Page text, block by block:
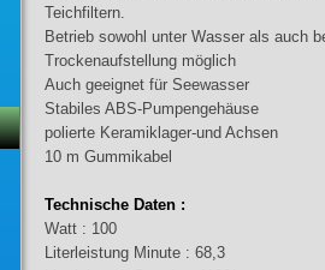
Teichfiltern.
Betrieb sowohl unter Wasser als auch
Trockenaufstellung möglich
Auch geeignet für Seewasser
Stabiles ABS-Pumpengehäuse
polierte Keramiklager-und Achsen
10 m Gummikabel
Technische Daten :
Watt : 100
Literleistung Minute : 68,3